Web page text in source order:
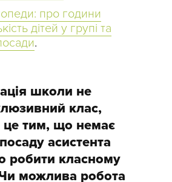
про години
дітей у групі та
.
школи не
клас,
тим, що немає
асистента
робити класному
можлива робота